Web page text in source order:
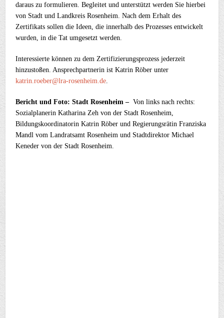
daraus zu formulieren. Begleitet und unterstützt werden Sie hierbei
von Stadt und Landkreis Rosenheim. Nach dem Erhalt des
Zertifikats sollen die Ideen, die innerhalb des Prozesses entwickelt
wurden, in die Tat umgesetzt werden.
Interessierte können zu dem Zertifizierungsprozess jederzeit
hinzustoßen. Ansprechpartnerin ist Katrin Röber unter
katrin.roeber@lra-rosenheim.de
Bericht und Foto: Stadt Rosenheim – Von links nach rechts:
Sozialplanerin Katharina Zeh von der Stadt Rosenheim,
Bildungskoordinatorin Katrin Röber und Regierungsrätin Franziska
Mandl vom Landratsamt Rosenheim und Stadtdirektor Michael
Keneder von der Stadt Rosenheim.